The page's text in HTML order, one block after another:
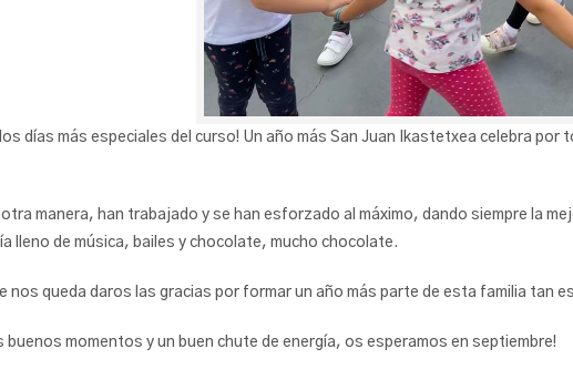
días más especiales del curso! Un año más San Juan Ikastetxea celebra
manera, han trabajado y se han esforzado al máximo, dando siempre la
lleno de música, bailes y chocolate, mucho chocolate.
nos queda daros las gracias por formar un año más parte de esta familia tan
buenos momentos y un buen chute de energía, os esperamos en septiembre!